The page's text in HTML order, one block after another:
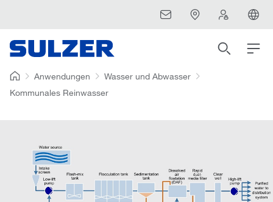
Anwendungen
Wasser und Abwasser
Kommunales Reinwasser